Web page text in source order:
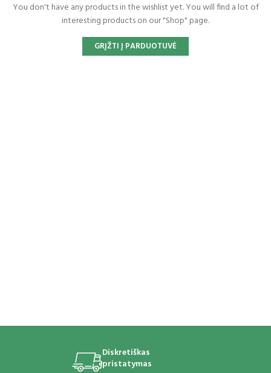
You don't have any products in the wishlist yet. You will find a lot of
interesting products on our "Shop" page.
GRĮŽTI Į PARDUOTUVĖ
Diskretiškas
pristatymas